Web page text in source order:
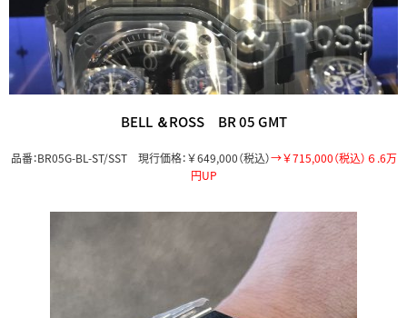
BELL ＆ROSS BR 05 GMT
品番：BR05G-BL-ST/SST 現行価格：￥649,000（税込）→￥715,000（税込）６.6万
円UP